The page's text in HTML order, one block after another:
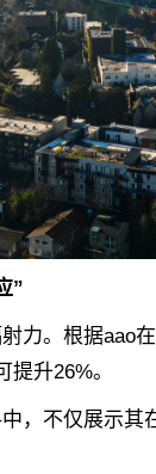
”
。根据aao在
升26%。
不仅展示其